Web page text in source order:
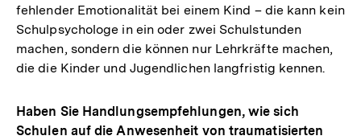
fehlender Emotionalität bei einem Kind – die kann kein
Schulpsychologe in ein oder zwei Schulstunden
machen, sondern die können nur Lehrkräfte machen,
die die Kinder und Jugendlichen langfristig kennen.
Haben Sie Handlungsempfehlungen, wie sich
Schulen auf die Anwesenheit von traumatisierten